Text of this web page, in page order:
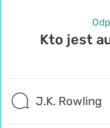
Kto jest
J.K. Rowling